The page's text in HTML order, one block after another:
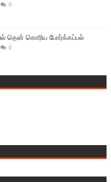
0
தென் கொரிய போர்க்கப்பல்
0